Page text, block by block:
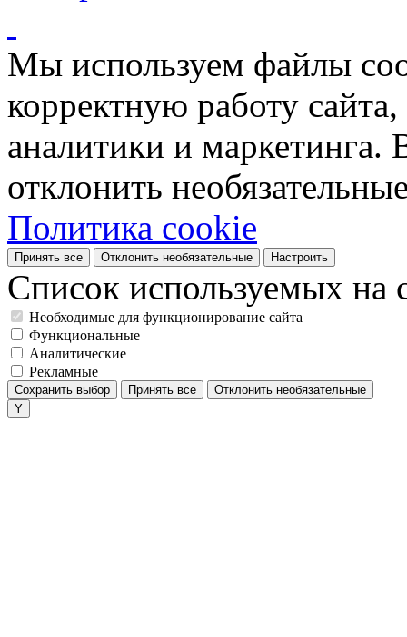
Мы используем файлы
корректную работу
аналитики и
отклонить
Политика cookie
Принять все Отклонить необязательные Настроить
Список используемых на
Необходимые для функционирование сайта
Функциональные
Аналитические
Рекламные
Сохранить выбор Принять все Отклонить необязательные